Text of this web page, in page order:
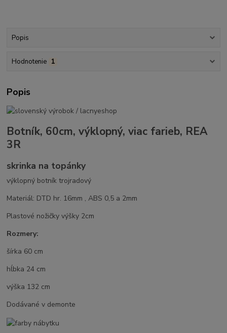
Popis
Hodnotenie 1
Popis
Botník, 60cm, výklopný, viac farieb, REA
3R
skrinka na topánky
výklopný botník trojradový
Materiál: DTD hr. 16mm , ABS 0,5 a 2mm
Plastové nožičky výšky 2cm
Rozmery:
šírka 60 cm
hĺbka 24 cm
výška 132 cm
Dodávané v demonte